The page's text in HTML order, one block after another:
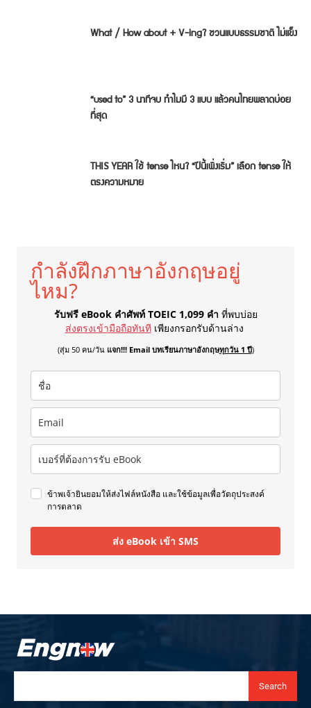
What / How about + V-ing? ชวนแบบธรรมชาติ ไม่แข็ง
“used to” 3 นาทีจบ ทำไมมี 3 แบบ แล้วคนไทยพลาดบ่อย
ที่สุด
THIS YEAR ใช้ tense ไหน? “ปีนี้เพิ่งเริ่ม” เลือก tense ให้
ตรงความหมาย
กำลังฝึกภาษาอังกฤษอยู่
ไหม?
รับฟรี eBook คำศัพท์ TOEIC 1,099 คำ ที่พบบ่อย
ส่งตรงเข้ามือถือทันที เพียงกรอกรับด้านล่าง
(สุ่ม 50 คน/วัน แจก!!! Email บทเรียนภาษาอังกฤษทุกวัน 1 ปี)
ข้าพเจ้ายินยอมให้ส่งไฟล์หนังสือ และใช้ข้อมูลเพื่อวัตถุประสงค์
การตลาด
ส่ง eBook เข้า SMS
Search